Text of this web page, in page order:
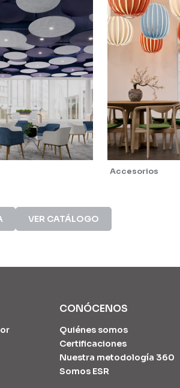
Accesorios
VER CATÁLOGO
CONÓCENOS
Quiénes somos
Certificaciones
Nuestra metodología 360
Somos ESR